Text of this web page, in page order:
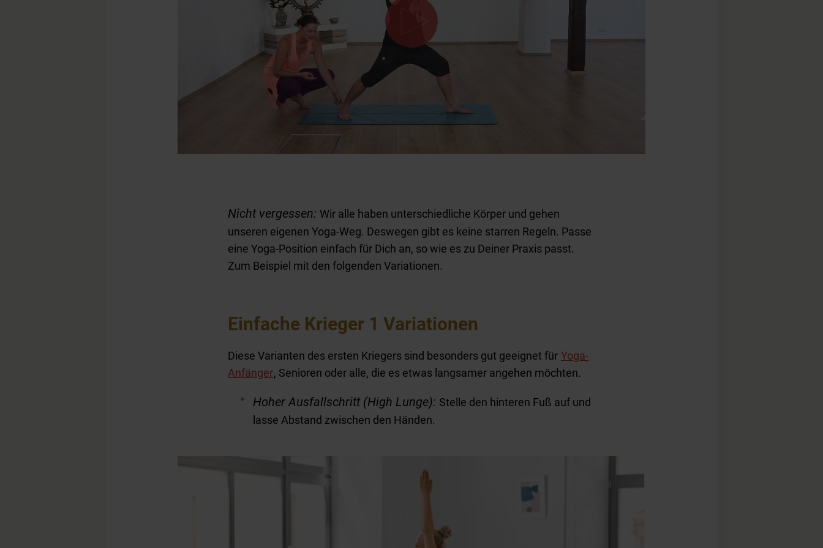
Volume
Nicht vergessen: Wir alle haben unterschiedliche Körper und gehen
unseren eigenen Yoga-Weg. Deswegen gibt es keine starren Regeln. Passe
eine Yoga-Position einfach für Dich an, so wie es zu Deiner Praxis passt.
Zum Beispiel mit den folgenden Variationen.
Einfache Krieger 1 Variationen
Diese Varianten des ersten Kriegers sind besonders gut geeignet für Yoga-
Anfänger, Senioren oder alle, die es etwas langsamer angehen möchten.
Hoher Ausfallschritt (High Lunge): Stelle den hinteren Fuß auf und
lasse Abstand zwischen den Händen.